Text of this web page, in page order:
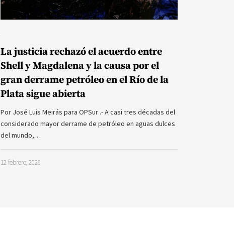
La justicia rechazó el acuerdo entre
Shell y Magdalena y la causa por el
gran derrame petróleo en el Río de la
Plata sigue abierta
Por José Luis Meirás para OPSur .- A casi tres décadas del
considerado mayor derrame de petróleo en aguas dulces
del mundo,…
12 febrero, 2026